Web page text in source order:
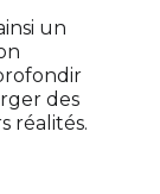
un
des
réalités.